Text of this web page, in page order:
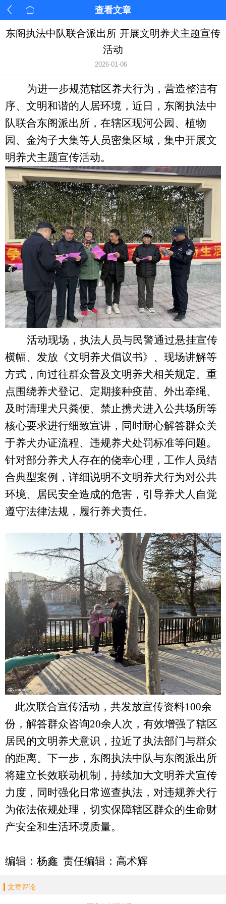
东阁执法中队联合派出所 开展文明养犬主题宣传
活动
2026-01-06
为进一步规范辖区养犬行为，营造整洁有
序、文明和谐的人居环境，近日， 东阁执法中
队联合东阁派出所，在辖区现河公园 、 植物
园、金沟子大集等人员密集区域，集中开展文
明养犬主题宣传活动。
活动现场，执法人员与民警通过悬挂宣传
横幅、发放《文明养犬倡议书》、现场讲解等
方式，向过往群众普及文明养犬相关规定。重
点围绕养犬登记、定期接种疫苗、外出牵绳、
及时清理犬只粪便、禁止携犬进入公共场所等
核心要求进行细致宣讲，同时耐心解答群众关
于养犬办证流程、违规养犬处罚标准等问题。
针对部分养犬人存在的侥幸心理，工作人员结
合典型案例，详细说明不文明养犬行为对公共
环境、居民安全造成的危害，引导养犬人自觉
遵守法律法规，履行养犬责任。
此次联合宣传活动，共发放宣传资料100余
份，解答群众咨询20余人次，有效增强了辖区
居民的文明养犬意识，拉近了执法部门与群众
的距离。下一步， 东阁执法中队与东阁派出所
将建立长效联动机制，持续加大文明养犬宣传
力度，同时强化日常巡查执法，对违规养犬行
为依法依规处理，切实保障辖区群众的生命财
产安全和生活环境质量。
编辑：杨鑫 责任编辑：高术辉
文章评论
查看文章